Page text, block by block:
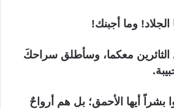
الجلاد! وما أجبنك!
معكما، وسأطلق سراحكَ
بشراً أيها الأحمق؛ بل هم أرواحٌ